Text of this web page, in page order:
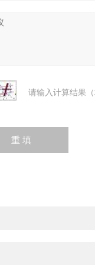
请输入计算结果